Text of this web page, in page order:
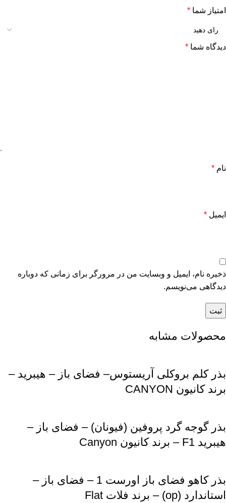
امتیاز شما *
دیدگاه شما *
نام *
ایمیل *
ذخیره نام، ایمیل و وبسایت من در مرورگر برای زمانی که دوباره
دیدگاهی می‌نویسم.
محصولات مشابه
بذر کلم بروکلی آریستوس– فضای باز – هیبرید –
برند کانیون CANYON
بذر گوجه گرد پروفین (فیونان) – فضای باز –
هیبرید F1 – برند کانیون Canyon
بذر کاهو فضای باز اورست 1 – فضای باز –
استاندارد (op) – برند فلات Flat